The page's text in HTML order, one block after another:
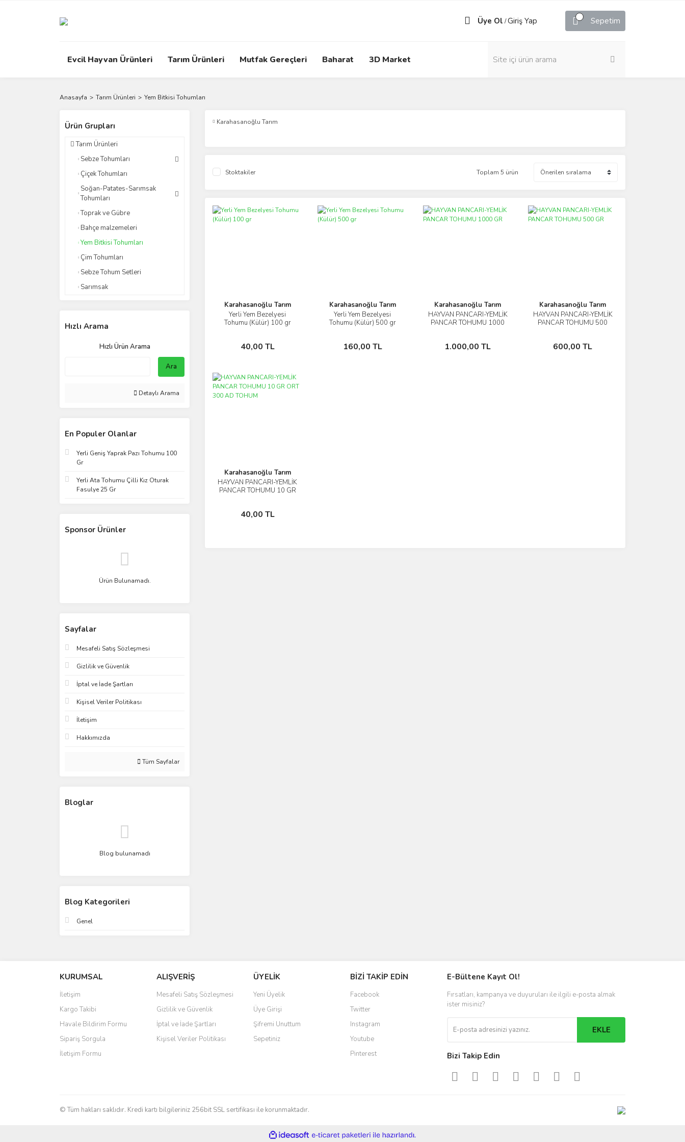
Üye Ol /Giriş Yap Sepetim
Evcil Hayvan Ürünleri Tarım Ürünleri Mutfak Gereçleri Baharat 3D Market
Anasayfa Tarım Ürünleri Yem Bitkisi Tohumları
Ürün Grupları
Tarım Ürünleri
Sebze Tohumları
Çiçek Tohumları
Soğan-Patates-Sarımsak
Tohumları
Toprak ve Gübre
Bahçe malzemeleri
Yem Bitkisi Tohumları
Çim Tohumları
Sebze Tohum Setleri
Sarımsak
Hızlı Arama
Hızlı Ürün Arama
Ara
Detaylı Arama
En Populer Olanlar
Yerli Geniş Yaprak Pazı Tohumu 100
Gr
Yerli Ata Tohumu Çilli Kız Oturak
Fasulye 25 Gr
Sponsor Ürünler
Ürün Bulunamadı.
Sayfalar
Mesafeli Satış Sözleşmesi
Gizlilik ve Güvenlik
İptal ve İade Şartları
Kişisel Veriler Politikası
İletişim
Hakkımızda
Tüm Sayfalar
Bloglar
Blog bulunamadı
Blog Kategorileri
Genel
Karahasanoğlu Tarım
Stoktakiler Toplam 5 ürün
Karahasanoğlu Tarım
Yerli Yem Bezelyesi
Tohumu (Külür) 100 gr
40,00 TL
İncele
Sepete Ekle
Karahasanoğlu Tarım
Yerli Yem Bezelyesi
Tohumu (Külür) 500 gr
160,00 TL
İncele
Sepete Ekle
Karahasanoğlu Tarım
HAYVAN PANCARI-YEMLİK
PANCAR TOHUMU 1000
1.000,00 TL
İncele
Sepete Ekle
Karahasanoğlu Tarım
HAYVAN PANCARI-YEMLİK
PANCAR TOHUMU 500
600,00 TL
İncele
Sepete Ekle
Karahasanoğlu Tarım
HAYVAN PANCARI-YEMLİK
PANCAR TOHUMU 10 GR
40,00 TL
İncele
Sepete Ekle
KURUMSAL
İletişim
Kargo Takibi
Havale Bildirim Formu
Sipariş Sorgula
İletişim Formu
ALIŞVERİŞ
Mesafeli Satış Sözleşmesi
Gizlilik ve Güvenlik
İptal ve İade Şartları
Kişisel Veriler Politikası
ÜYELİK
Yeni Üyelik
Üye Girişi
Şifremi Unuttum
Sepetiniz
BİZİ TAKİP EDİN
Facebook
Twitter
Instagram
Youtube
Pinterest
E-Bültene Kayıt Ol!
Fırsatları, kampanya ve duyuruları ile ilgili e-posta almak
ister misiniz?
EKLE
Bizi Takip Edin
© Tüm hakları saklıdır. Kredi kartı bilgileriniz 256bit SSL sertifikası ile korunmaktadır.
ideasoft
e-